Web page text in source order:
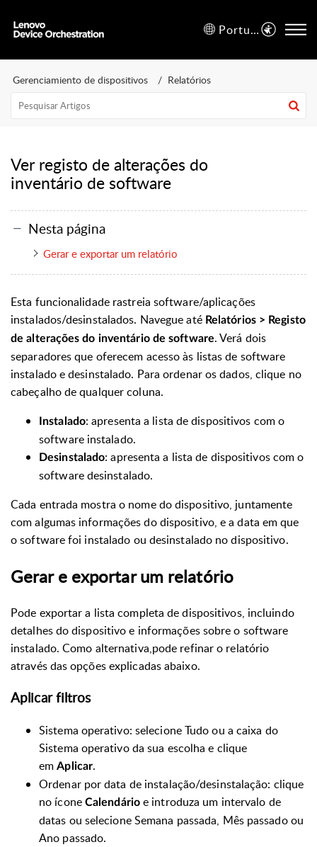
Português (Brazil)
Gerenciamiento de dispositivos Relatórios
Ver registo de alterações do
inventário de software
Nesta página
Gerar e exportar um relatório
Esta funcionalidade rastreia software/aplicações
instalados/desinstalados. Navegue atéRelatórios > Registo
de alterações do inventário de software. Verá dois
separadores que oferecem acesso às listas de software
instalado e desinstalado. Para ordenar os dados, clique no
cabeçalho de qualquer coluna.
Instalado: apresenta a lista de dispositivos com o
software instalado.
Desinstalado: apresenta a lista de dispositivos com o
software desinstalado.
Cada entrada mostra o nome do dispositivo, juntamente
com algumas informações do dispositivo, e a data em que
o software foi instalado ou desinstalado no dispositivo.
Gerar e exportar um relatório
Pode exportar a lista completa de dispositivos, incluindo
detalhes do dispositivo e informações sobre o software
instalado. Como alternativa,pode refinar o relatório
através das opções explicadas abaixo.
Aplicar filtros
Sistema operativo: selecione Tudo ou a caixa do
Sistema operativo da sua escolha e clique
emAplicar.
Ordenar por data de instalação/desinstalação: clique
no ícone Calendárioe introduza um intervalo de
datas ou selecione Semana passada, Mês passado ou
Ano passado.